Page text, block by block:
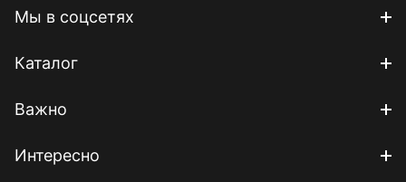
Мы в соцсетях
Каталог
Важно
Интересно